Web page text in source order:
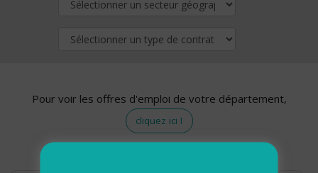
Pour voir les offres d'emploi de votre département,
cliquez ici !